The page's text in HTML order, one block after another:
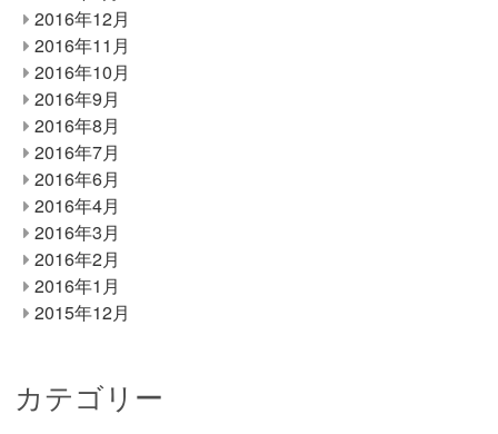
2016年12月
2016年11月
2016年10月
2016年9月
2016年8月
2016年7月
2016年6月
2016年4月
2016年3月
2016年2月
2016年1月
2015年12月
カテゴリー